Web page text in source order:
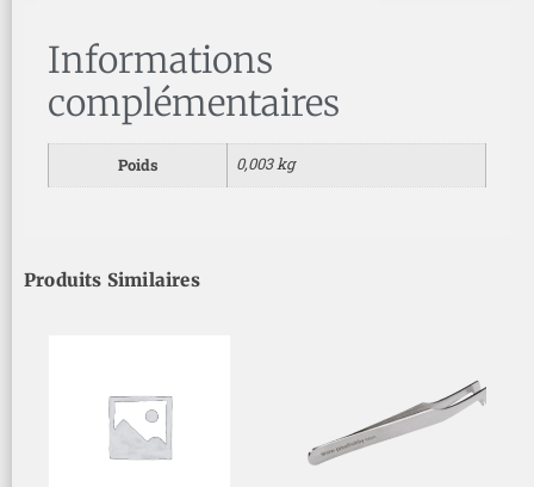
Informations
complémentaires
Poids 0,003 kg
Produits Similaires